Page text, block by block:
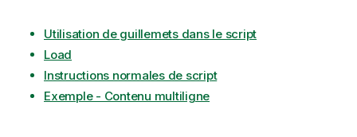
Utilisation de guillemets dans le script
Load
Instructions normales de script
Exemple - Contenu multiligne